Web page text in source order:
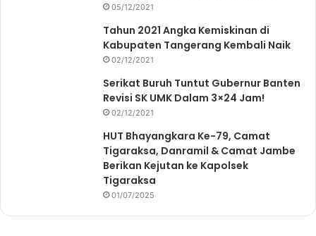
05/12/2021
Tahun 2021 Angka Kemiskinan di
Kabupaten Tangerang Kembali Naik
02/12/2021
Serikat Buruh Tuntut Gubernur Banten
Revisi SK UMK Dalam 3×24 Jam!
02/12/2021
HUT Bhayangkara Ke-79, Camat
Tigaraksa, Danramil & Camat Jambe
Berikan Kejutan ke Kapolsek
Tigaraksa
01/07/2025